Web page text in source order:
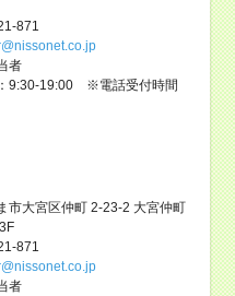
871
者
9:30-19:00 ※電話受付時間
市大宮区仲町 2-23-2 大宮仲町
871
者